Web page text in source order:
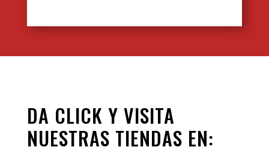
DA CLICK Y VISITA
NUESTRAS TIENDAS EN: